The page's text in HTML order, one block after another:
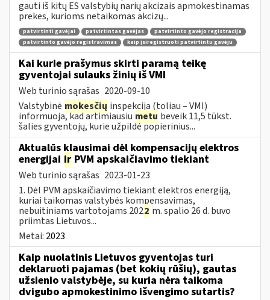
gauti iš kitų ES valstybių narių akcizais apmokestinamas
prekes, kurioms netaikomas akcizų...
patvirtinti gavėjai patvirtintas gavėjas
patvirtinto gavėjo registracija
patvirtinto gavėjo registravimas
kaip įsiregistruoti patvirtintu gavėju
Kai kurie prašymus skirti paramą teikę
gyventojai sulauks žinių iš VMI
Web turinio sąrašas 2020-09-10
Valstybinė mokesčių inspekcija (toliau – VMI)
informuoja, kad artimiausiu metu beveik 11,5 tūkst.
šalies gyventojų, kurie užpildė popierinius...
Aktualūs klausimai dėl kompensacijų elektros
energijai ir PVM apskaičiavimo tiekiant
Web turinio sąrašas 2023-01-23
1. Dėl PVM apskaičiavimo tiekiant elektros energiją,
kuriai taikomas valstybės kompensavimas,
nebuitiniams vartotojams 2022 m. spalio 26 d. buvo
priimtas Lietuvos...
Metai: 2023
Kaip nuolatinis Lietuvos gyventojas turi
deklaruoti pajamas (bet kokių rūšių), gautas
užsienio valstybėje, su kuria nėra taikoma
dvigubo apmokestinimo išvengimo sutartis?